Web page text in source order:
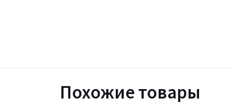
Похожие товары